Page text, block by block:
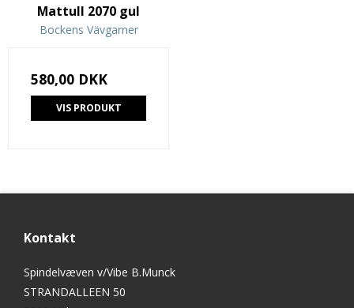
Mattull 2070 gul
Bockens Vävgarner
580,00 DKK
VIS PRODUKT
Kontakt
Spindelvæven v/Vibe B.Munck
STRANDALLEEN 50